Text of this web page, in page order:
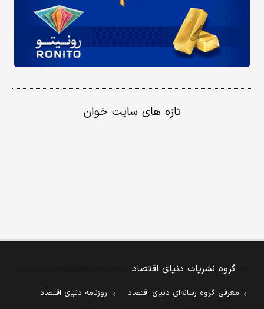
تازه های سایت خوان
گروه نشریات دنیای اقتصاد
معرفی گروه رسانه‌ای دنیای اقتصاد
روزنامه دنیای اقتصاد